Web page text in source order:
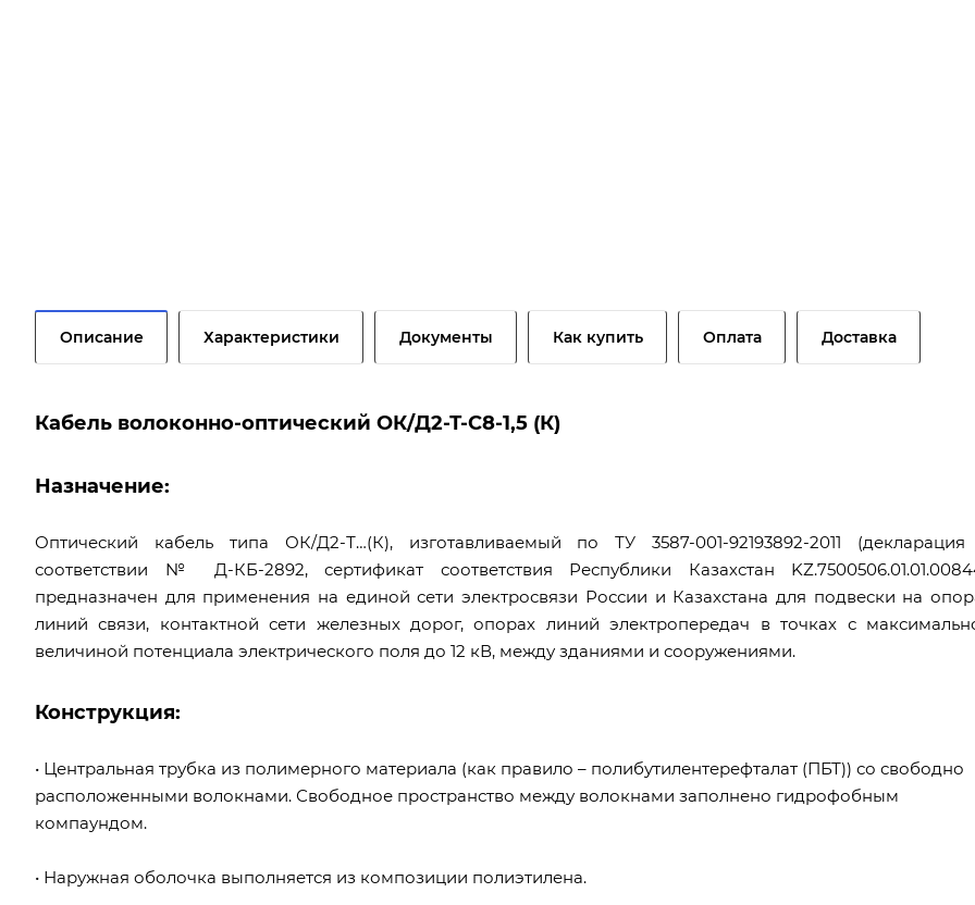
Описание Характеристики Документы Как купить Оплата Доставка
Кабель волоконно-оптический ОК/Д2-Т-С8-1,5 (К)
Назначение:
Оптический кабель типа ОК/Д2-Т…(К), изготавливаемый по ТУ 3587-001-92193892-2011
соответствии № Д-КБ-2892, сертификат соответствия Республики Казахстан
предназначен для применения на единой сети электросвязи России и Казахстана для подвески на
линий связи, контактной сети железных дорог, опорах линий электропередач в точках с
величиной потенциала электрического поля до 12 кВ, между зданиями и сооружениями.
Конструкция:
• Центральная трубка из полимерного материала (как правило – полибутилентерефталат (ПБТ)) со свободно
расположенными волокнами. Свободное пространство между волокнами заполнено гидрофобным
компаундом.
• Наружная оболочка выполняется из композиции полиэтилена.